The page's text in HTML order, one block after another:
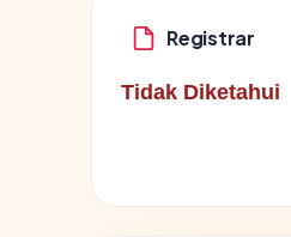
Registrar
Tidak Diketahui